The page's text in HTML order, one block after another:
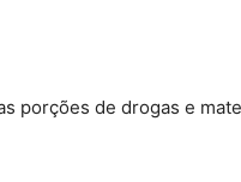
porções de drogas e